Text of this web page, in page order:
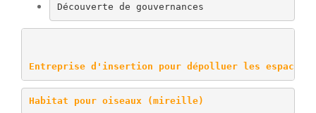
Découverte de gouvernances
Entreprise d'insertion pour dépolluer les
Habitat pour oiseaux (mireille)